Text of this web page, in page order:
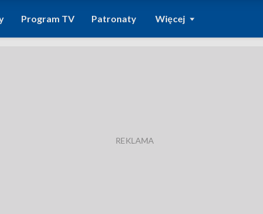
Program TV Patronaty Więcej